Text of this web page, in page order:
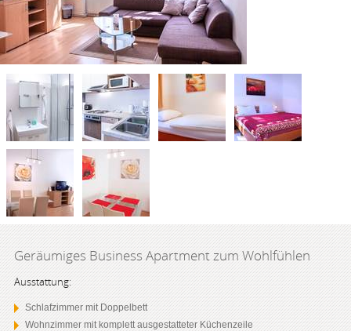
Geräumiges Business Apartment zum Wohlfühlen
Ausstattung:
Schlafzimmer mit Doppelbett
Wohnzimmer mit komplett ausgestatteter Küchenzeile